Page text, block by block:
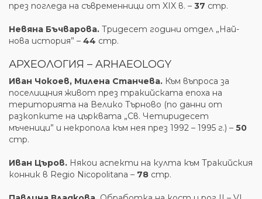
през погледа на съвременници от XIX в. – 37 стр.
Невяна Бъчварова. Тридесет години отдел „Най-
нова история” – 44 стр.
АРХЕОЛОГИЯ – ARHAEOLOGY
Иван Чокоев, Милена Станчева. Към въпроса за
поселищния живот през тракийската епоха на
територията на Велико Търново (по данни от
разкопките на църквата „Св. Четиридесет
мъченици” и некропола към нея през 1992 – 1995 г.) – 50
стр.
Иван Църов. Някои аспекти на култа към Тракийския
конник в Regio Nicopolitana – 78 стр.